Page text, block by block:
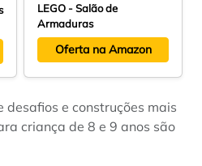
LEGO - Salão de
Armaduras
Oferta na Amazon
desafios e construções mais
criança de 8 e 9 anos são